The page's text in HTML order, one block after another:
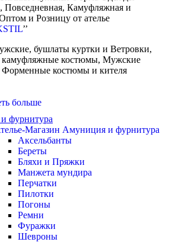
Повседневная, Камуфляжная и
и Розницу от ателье
’’
бушлаты куртки и Ветровки,
костюмы, Мужские
костюмы и кителя
больше
фурнитура
Магазин Амуниция и фурнитура
Аксельбанты
Береты
Бляхи и Пряжки
Манжета мундира
Перчатки
Пилотки
Погоны
Ремни
Фуражки
Шевроны